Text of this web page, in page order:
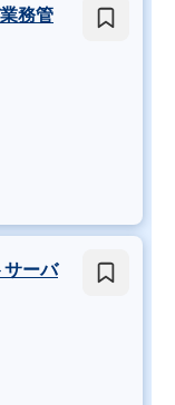
務管
サーバ